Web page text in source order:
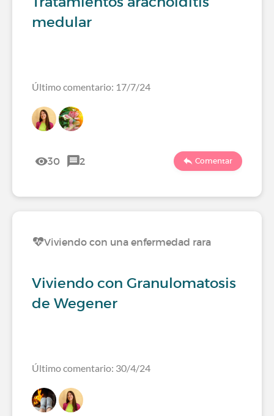
medular
Último comentario: 17/7/24
30 2 Comentar
Viviendo con una enfermedad rara
Viviendo con Granulomatosis
de Wegener
Último comentario: 30/4/24